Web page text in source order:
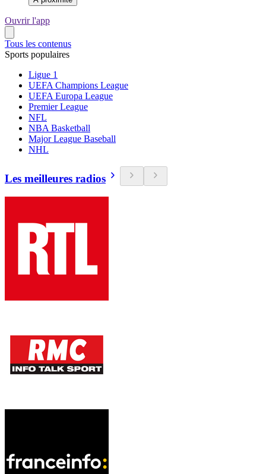
Ouvrir l'app
Tous les contenus
Sports populaires
Ligue 1
UEFA Champions League
UEFA Europa League
Premier League
NFL
NBA Basketball
Major League Baseball
NHL
Les meilleures radios